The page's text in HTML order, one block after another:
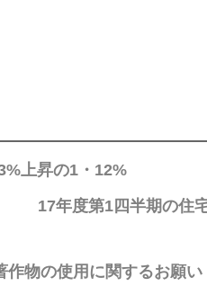
上昇の1・12%
17年度第1四半期の住
作物の使用に関するお願い